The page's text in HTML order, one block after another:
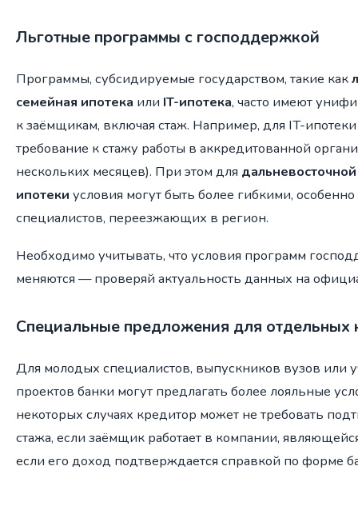
Льготные программы с господдержкой
Программы, субсидируемые государством, такие как
семейная ипотека или IT-ипотека, часто имеют
к заёмщикам, включая стаж. Например, для IT-
требование к стажу работы в аккредитованной
нескольких месяцев). При этом для
ипотеки условия могут быть более гибкими,
специалистов, переезжающих в регион.
Необходимо учитывать, что условия программ
меняются — проверяй актуальность данных на
Специальные предложения для отдельных
Для молодых специалистов, выпускников вузов или
проектов банки могут предлагать более лояльные
некоторых случаях кредитор может не требовать
стажа, если заёмщик работает в компании,
если его доход подтверждается справкой по форме